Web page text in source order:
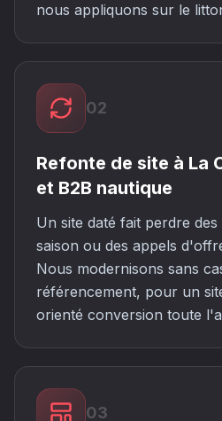
nous appliquons sur le
02
Refonte de site à La
et B2B nautique
Un site daté fait perdre
saison ou des appels
Nous modernisons sans
référencement, pour un
orienté conversion toute
03